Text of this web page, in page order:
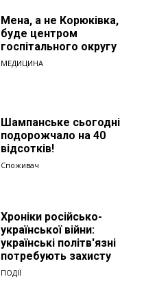
Мена, а не Корюківка,
буде центром
госпітального округу
МЕДИЦИНА
Шампанське сьогодні
подорожчало на 40
відсотків!
Споживач
Хроніки російсько-
української війни:
українські політв'язні
потребують захисту
ПОДІЇ